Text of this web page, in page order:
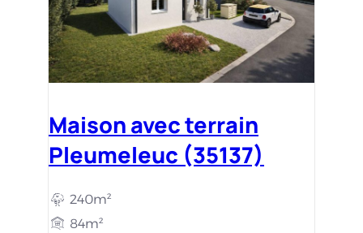
Maison avec terrain
Pleumeleuc (35137)
240m²
84m²